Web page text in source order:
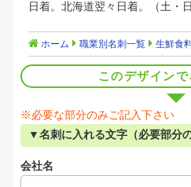
日着。北海道翌々日着。（土・
ホーム 職業別名刺一覧 生鮮食
このデザイン
※必要な部分のみご記入下さい
▼名刺に入れる文字（必要部分の
会社名